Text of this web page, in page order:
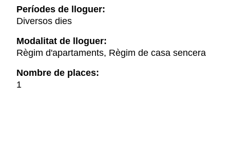
Períodes de lloguer:
Diversos dies
Modalitat de lloguer:
Règim d'apartaments, Règim de casa sencera
Nombre de places:
1